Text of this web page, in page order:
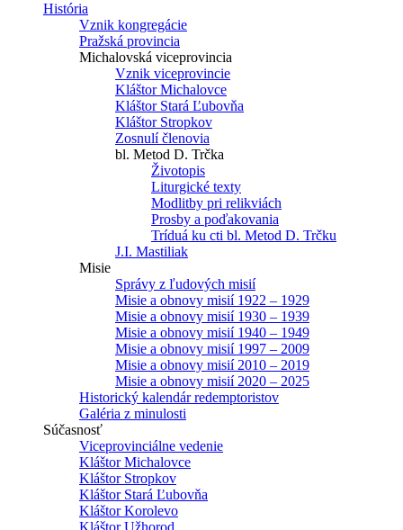
História
Vznik kongregácie
Pražská provincia
Michalovská viceprovincia
Vznik viceprovincie
Kláštor Michalovce
Kláštor Stará Ľubovňa
Kláštor Stropkov
Zosnulí členovia
bl. Metod D. Trčka
Životopis
Liturgické texty
Modlitby pri relikviách
Prosby a poďakovania
Tríduá ku cti bl. Metod D. Trčku
J.I. Mastiliak
Misie
Správy z ľudových misií
Misie a obnovy misií 1922 – 1929
Misie a obnovy misií 1930 – 1939
Misie a obnovy misií 1940 – 1949
Misie a obnovy misií 1997 – 2009
Misie a obnovy misií 2010 – 2019
Misie a obnovy misií 2020 – 2025
Historický kalendár redemptoristov
Galéria z minulosti
Súčasnosť
Viceprovinciálne vedenie
Kláštor Michalovce
Kláštor Stropkov
Kláštor Stará Ľubovňa
Kláštor Korolevo
Kláštor Užhorod